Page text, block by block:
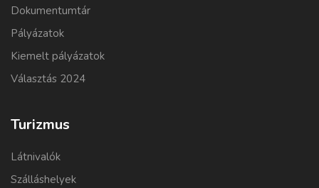
Dokumentumtár
Pályázatok
Kiemelt pályázatok
Választás 2024
Turizmus
Látnivalók
Szálláshelyek